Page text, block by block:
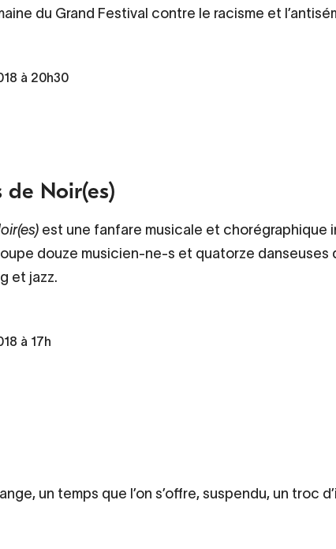
du Grand Festival contre le racisme et
à 20h30
de Noir(es)
est une fanfare musicale et chorégraphique
douze musicien-ne-s et quatorze
et jazz.
à 17h
un temps que l’on s’offre, suspendu, un troc